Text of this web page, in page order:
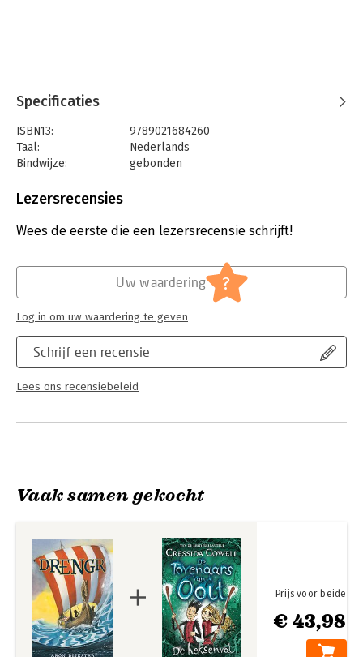
Specificaties
ISBN13:
9789021684260
Taal:
Nederlands
Bindwijze:
gebonden
Uitgever:
Verschijningsdatum:
22-3-2023
Lezersrecensies
Wees de eerste die een lezersrecensie schrijft!
Schrijf een recensie
Lees ons recensiebeleid
Uw waardering ?
Log in om uw waardering te geven
Vaak samen gekocht
€ 43,98
Prijs voor beide